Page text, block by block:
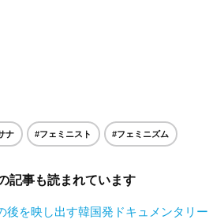
ナ #フェミニスト #フェミニズム
記事も読まれています
後を映し出す韓国発ドキュメンタリー